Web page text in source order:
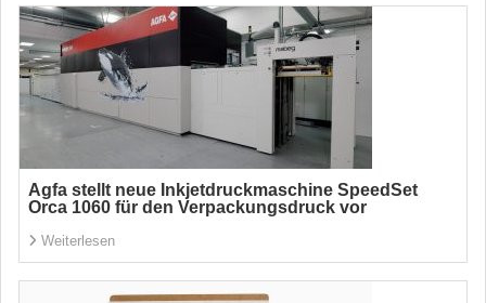
Agfa stellt neue Inkjetdruckmaschine SpeedSet
Orca 1060 für den Verpackungsdruck vor
Weiterlesen